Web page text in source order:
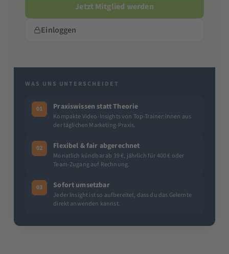
Jetzt Mitglied werden
Einloggen
WAS UNS UNTERSCHEIDET
01 Praxiswissen statt Theorie
Kompakte Video-Insights von Top-Trainer:innen aus
der täglichen Marketing-Praxis.
02 Flexibel & fair abgerechnet
Monatlich kündbar ab 39 €, jährlich für 400 € oder
Team-Zugang auf Rechnung.
03 Sofort umsetzbar
Jeder Insight ist so aufbereitet, dass du das Gelernte
direkt anwenden kannst.